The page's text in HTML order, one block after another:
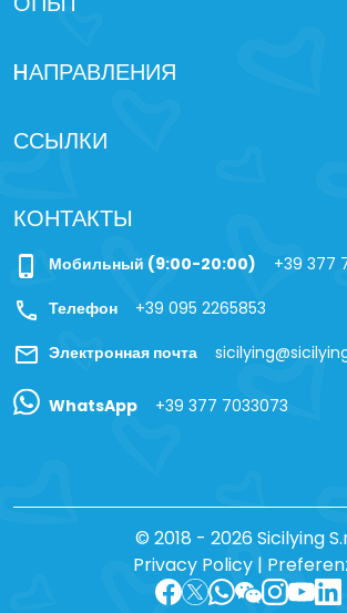
HАПРАВЛЕНИЯ
ССЫЛКИ
КОНТАКТЫ
phone_iphone Мобильный (9:00-20:00) +39 377
call Телефон +39 095 2265853
mail Электронная почта
WhatsApp +39 377 7033073
© 2018 - 2026 Sicilying
Privacy Policy|